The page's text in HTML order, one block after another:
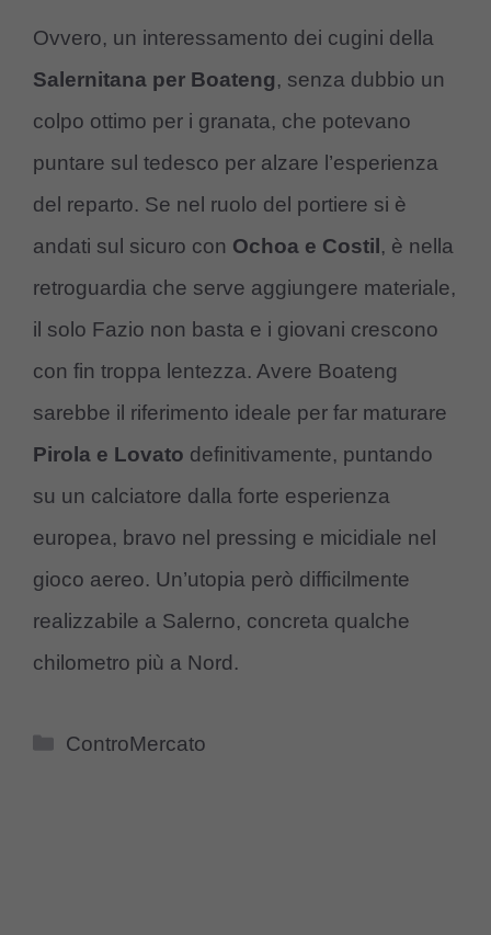
Ovvero, un interessamento dei cugini della
Salernitana per Boateng, senza dubbio un
colpo ottimo per i granata, che potevano
puntare sul tedesco per alzare l’esperienza
del reparto. Se nel ruolo del portiere si è
andati sul sicuro con Ochoa e Costil, è nella
retroguardia che serve aggiungere materiale,
il solo Fazio non basta e i giovani crescono
con fin troppa lentezza. Avere Boateng
sarebbe il riferimento ideale per far maturare
Pirola e Lovato definitivamente, puntando
su un calciatore dalla forte esperienza
europea, bravo nel pressing e micidiale nel
gioco aereo. Un’utopia però difficilmente
realizzabile a Salerno, concreta qualche
chilometro più a Nord.
Categorie
ControMercato